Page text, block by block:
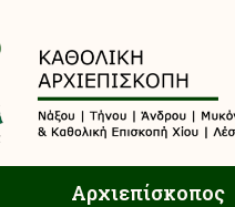
Αρχιεπίσκοπος